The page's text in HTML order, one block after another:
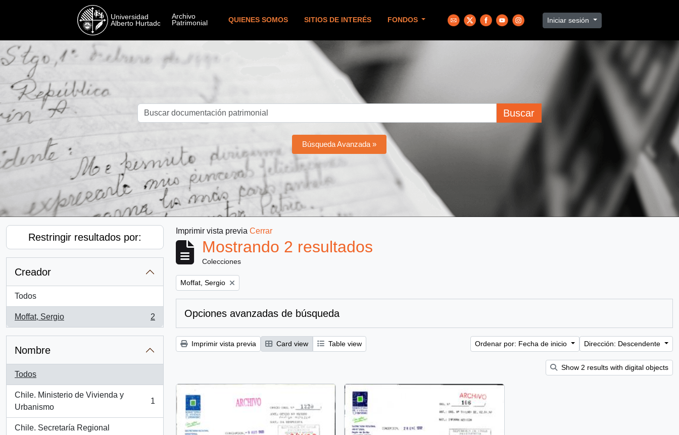
QUIENES SOMOS SITIOS DE INTERÉS FONDOS Iniciar sesión
Buscar
Búsqueda Avanzada »
Restringir resultados por:
Creador
Todos
Moffat, Sergio
, 2 resultados
2
Nombre
Todos
Chile. Ministerio de Vivienda y
Urbanismo
, 1 resultados
1
Chile. Secretaría Regional
Imprimir vista previa Cerrar
Mostrando 2 resultados
Colecciones
Remove filter:
Moffat, Sergio
Opciones avanzadas de búsqueda
Imprimir vista previa Card view Table view Ordenar por: Fecha de inicio Dirección: Descendente
Show 2 results with digital objects